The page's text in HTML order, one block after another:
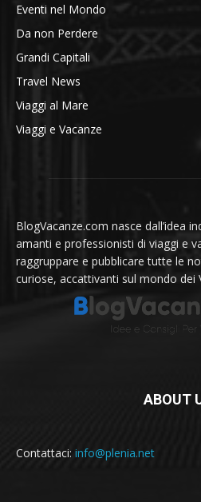
Eventi nel Mondo
Da non Perdere
Grandi Capitali
Travel News
Viaggi al Mare
Viaggi e Vacanze
BlogVacanze.com nasce dall’idea
amanti e professionisti di viaggi e
raggruppare e pubblicare tutte le
curiose, accattivanti sul mondo dei
ABOUT
Contattaci: info@plenia.net